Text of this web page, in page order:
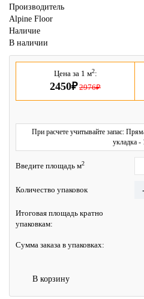
Производитель
Alpine Floor
Наличие
В наличии
Цена за 1 м2:
2450₽ 2976₽
При расчете учитывайте запас:
укладка -
Введите площадь м2
Количество упаковок
Итоговая площадь кратно
упаковкам:
Сумма заказа в упаковках:
В корзину